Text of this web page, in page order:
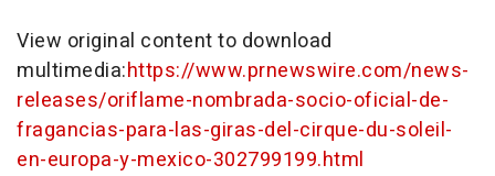
View original content to download
multimedia:https://www.prnewswire.com/news-
releases/oriflame-nombrada-socio-oficial-de-
fragancias-para-las-giras-del-cirque-du-soleil-
en-europa-y-mexico-302799199.html